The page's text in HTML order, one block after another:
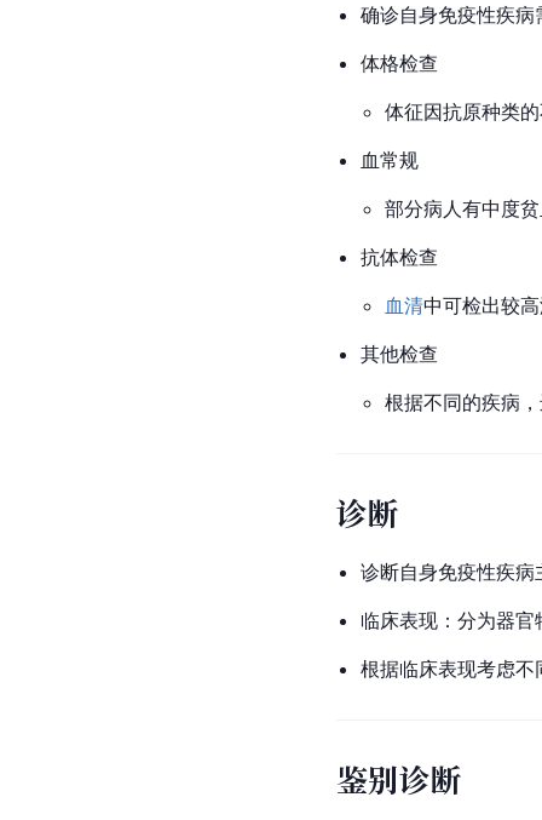
确诊自身免疫性疾
体格检查
体征因抗原种类
血常规
部分病人有中度
抗体检查
血清中可检出较
其他检查
根据不同的疾病
诊断
诊断自身免疫性疾
临床表现：分为器
根据临床表现考虑
鉴别诊断